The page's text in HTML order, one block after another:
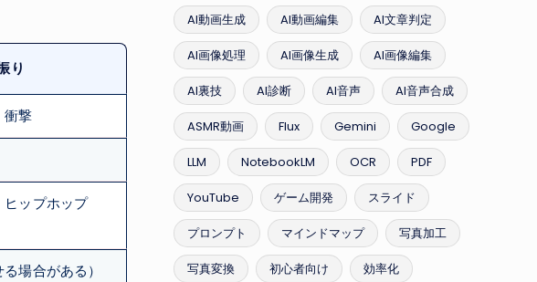
り
衝撃
ップホップ
場合がある）
AI動画生成 AI動画編集 AI文章判定
AI画像処理 AI画像生成 AI画像編集
AI裏技 AI診断 AI音声 AI音声合成
ASMR動画 Flux Gemini Google
LLM NotebookLM OCR PDF
YouTube ゲーム開発 スライド
プロンプト マインドマップ 写真加工
写真変換 初心者向け 効率化